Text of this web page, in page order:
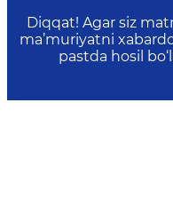
Diqqat! Agar siz
ma’muriyatni
pastda hosil